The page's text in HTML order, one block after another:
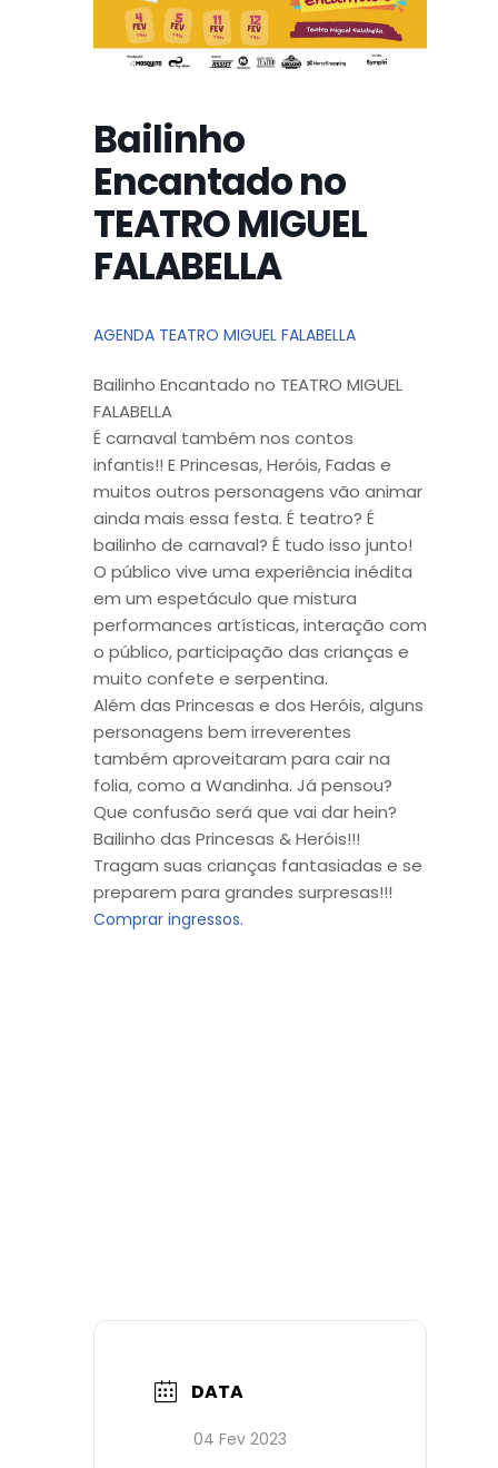
Bailinho
Encantado no
TEATRO MIGUEL
FALABELLA
AGENDA TEATRO MIGUEL FALABELLA
Bailinho Encantado no TEATRO MIGUEL
FALABELLA
É carnaval também nos contos
infantis!! E Princesas, Heróis, Fadas e
muitos outros personagens vão animar
ainda mais essa festa. É teatro? É
bailinho de carnaval? É tudo isso junto!
O público vive uma experiência inédita
em um espetáculo que mistura
performances artísticas, interação com
o público, participação das crianças e
muito confete e serpentina.
Além das Princesas e dos Heróis, alguns
personagens bem irreverentes
também aproveitaram para cair na
folia, como a Wandinha. Já pensou?
Que confusão será que vai dar hein?
Bailinho das Princesas & Heróis!!!
Tragam suas crianças fantasiadas e se
preparem para grandes surpresas!!!
Comprar ingressos.
DATA
04 Fev 2023